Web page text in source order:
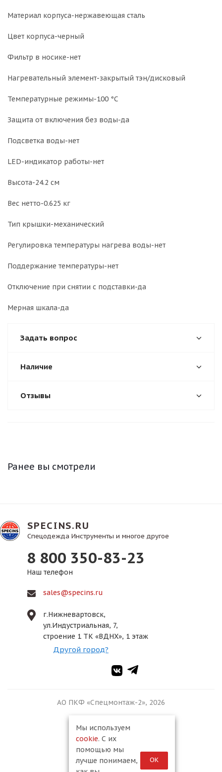
Материал корпуса-нержавеющая сталь
Цвет корпуса-черный
Фильтр в носике-нет
Нагревательный элемент-закрытый тэн/дисковый
Температурные режимы-100 °С
Защита от включения без воды-да
Подсветка воды-нет
LED-индикатор работы-нет
Высота-24.2 см
Вес нетто-0.625 кг
Тип крышки-механический
Регулировка температуры нагрева воды-нет
Поддержание температуры-нет
Отключение при снятии с подставки-да
Мерная шкала-да
Задать вопрос
Наличие
Отзывы
Ранее вы смотрели
SPECINS.RU
Спецодежда Инструменты и многое другое
8 800 350-83-23
Наш телефон
sales@specins.ru
г.Нижневартовск,
ул.Индустриальная, 7,
строение 1 ТК «ВДНХ», 1 этаж
Другой город?
АО ПКФ «Спецмонтаж-2», 2026
Мы используем
cookie. С их
помощью мы
лучше понимаем,
ОК